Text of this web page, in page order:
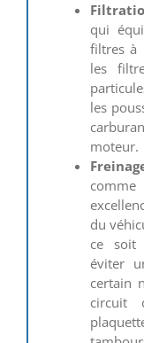
qui
filtres à
les
les
moteur.
du
ce soit
éviter
certain
circuit